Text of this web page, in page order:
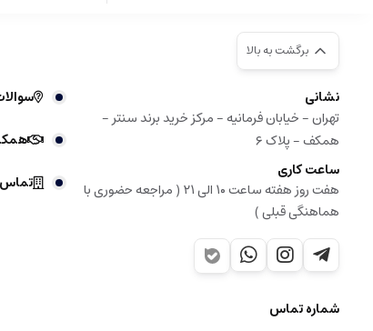
برگشت به بالا
نشانی
تهران - خیابان فرمانیه - مرکز خرید برند سنتر -
همکف - پلاک ۶
ساعت کاری
هفت روز هفته ساعت ۱۰ الی ۲۱ ( مراجعه حضوری با
هماهنگی قبلی )
شماره تماس
تماس